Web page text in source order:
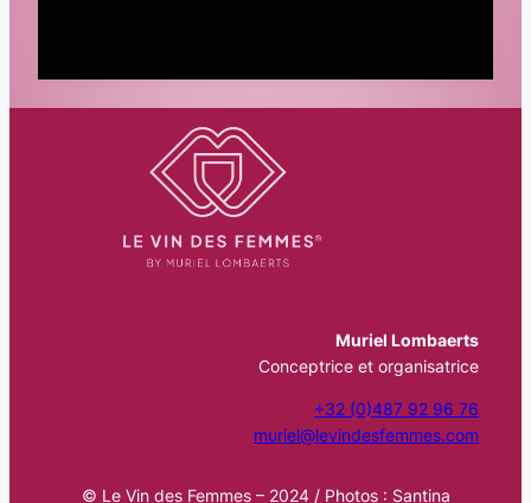
Muriel Lombaerts
Conceptrice et organisatrice
+32 (0)487 92 96 76
muriel@levindesfemmes.com
© Le Vin des Femmes – 2024 / Photos : Santina